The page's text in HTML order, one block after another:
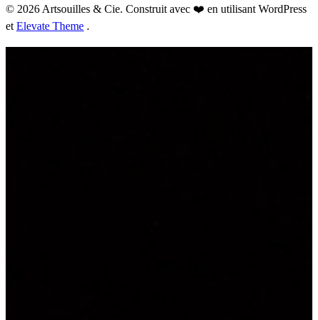
© 2026 Artsouilles & Cie. Construit avec ❤️ en utilisant WordPress
et Elevate Theme .